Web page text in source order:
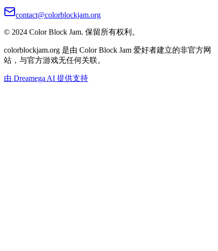
contact@colorblockjam.org
© 2024 Color Block Jam. 保留所有权利。
colorblockjam.org 是由 Color Block Jam 爱好者建立的非官方网
站，与官方游戏无任何关联。
由 Dreamega AI 提供支持